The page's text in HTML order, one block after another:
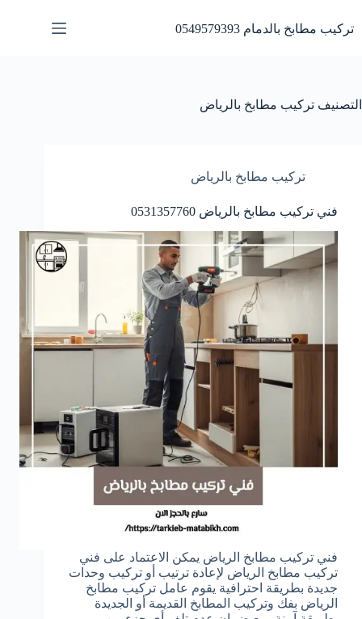
المحتوى
تركيب مطابخ بالدمام 0549579393
التصنيف تركيب مطابخ بالرياض
تركيب مطابخ بالرياض
فني تركيب مطابخ بالرياض 0531357760
فني تركيب مطابخ الرياض يمكن الاعتماد على فني
تركيب مطابخ الرياض لإعادة ترتيب أو تركيب وحدات
جديدة بطريقة احترافية يقوم عامل تركيب مطابخ
الرياض بفك وتركيب المطابخ القديمة أو الجديدة